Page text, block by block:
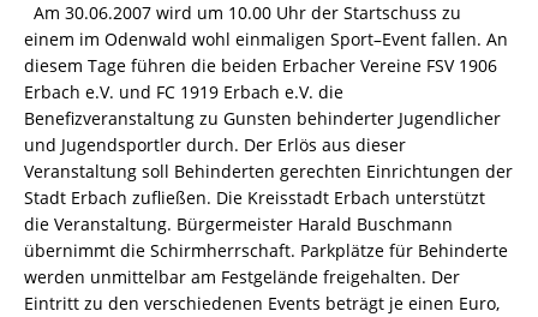
Am 30.06.2007 wird um 10.00 Uhr der Startschuss zu
einem im Odenwald wohl einmaligen Sport–Event fallen. An
diesem Tage führen die beiden Erbacher Vereine FSV 1906
Erbach e.V. und FC 1919 Erbach e.V. die
Benefizveranstaltung zu Gunsten behinderter Jugendlicher
und Jugendsportler durch. Der Erlös aus dieser
Veranstaltung soll Behinderten gerechten Einrichtungen der
Stadt Erbach zufließen. Die Kreisstadt Erbach unterstützt
die Veranstaltung. Bürgermeister Harald Buschmann
übernimmt die Schirmherrschaft. Parkplätze für Behinderte
werden unmittelbar am Festgelände freigehalten. Der
Eintritt zu den verschiedenen Events beträgt je einen Euro,